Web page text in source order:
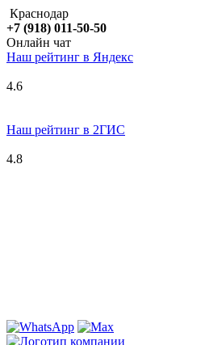
Краснодар
+7 (918) 011-50-50
Онлайн чат
Наш рейтинг в Яндекс
4.6
Наш рейтинг в 2ГИС
4.8